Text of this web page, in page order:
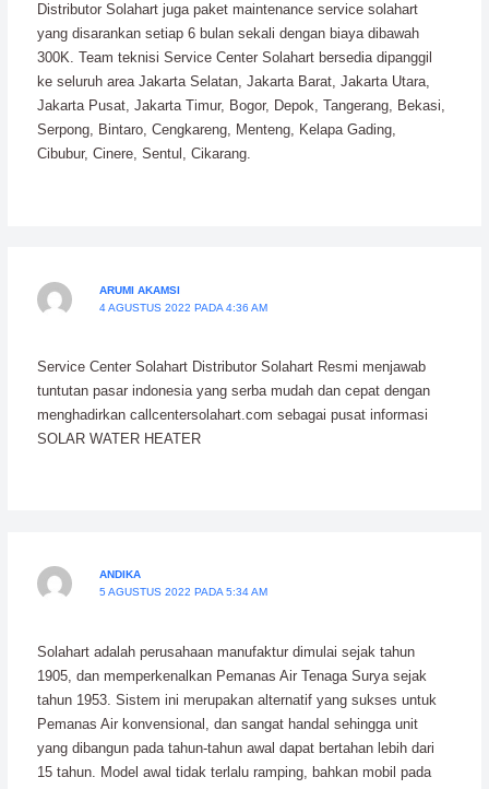
Distributor Solahart juga paket maintenance service solahart
yang disarankan setiap 6 bulan sekali dengan biaya dibawah
300K. Team teknisi Service Center Solahart bersedia dipanggil
ke seluruh area Jakarta Selatan, Jakarta Barat, Jakarta Utara,
Jakarta Pusat, Jakarta Timur, Bogor, Depok, Tangerang, Bekasi,
Serpong, Bintaro, Cengkareng, Menteng, Kelapa Gading,
Cibubur, Cinere, Sentul, Cikarang.
ARUMI AKAMSI
4 AGUSTUS 2022 PADA 4:36 AM
Service Center Solahart Distributor Solahart Resmi menjawab
tuntutan pasar indonesia yang serba mudah dan cepat dengan
menghadirkan callcentersolahart.com sebagai pusat informasi
SOLAR WATER HEATER
ANDIKA
5 AGUSTUS 2022 PADA 5:34 AM
Solahart adalah perusahaan manufaktur dimulai sejak tahun
1905, dan memperkenalkan Pemanas Air Tenaga Surya sejak
tahun 1953. Sistem ini merupakan alternatif yang sukses untuk
Pemanas Air konvensional, dan sangat handal sehingga unit
yang dibangun pada tahun-tahun awal dapat bertahan lebih dari
15 tahun. Model awal tidak terlalu ramping, bahkan mobil pada